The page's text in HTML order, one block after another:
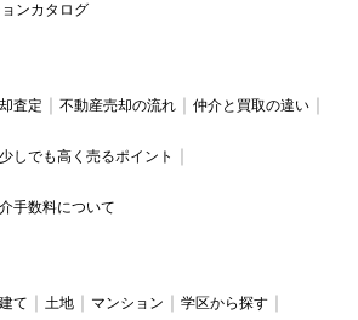
ンカタログ
査定 不動産売却の流れ 仲介と買取の違い
少しでも高く売るポイント
手数料について
て 土地 マンション 学区から探す